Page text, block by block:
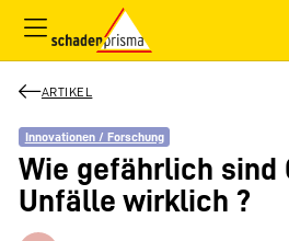
ARTIKEL
Innovationen / Forschung
Wie gefährlich sind
Unfälle wirklich ?